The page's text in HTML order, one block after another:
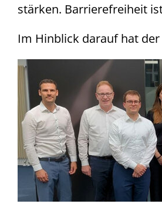
stärken. Barrierefreiheit
Im Hinblick darauf hat